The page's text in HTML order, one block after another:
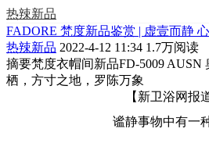
热辣新品
FADORE 梵度新品鉴赏 | 虚壹而静
热辣新品 2022-4-12 11:34 1.7万阅读
摘要梵度衣帽间新品FD-5009 AUSN
栖，方寸之地，罗陈万象
【新卫浴网报
谧静事物中有一